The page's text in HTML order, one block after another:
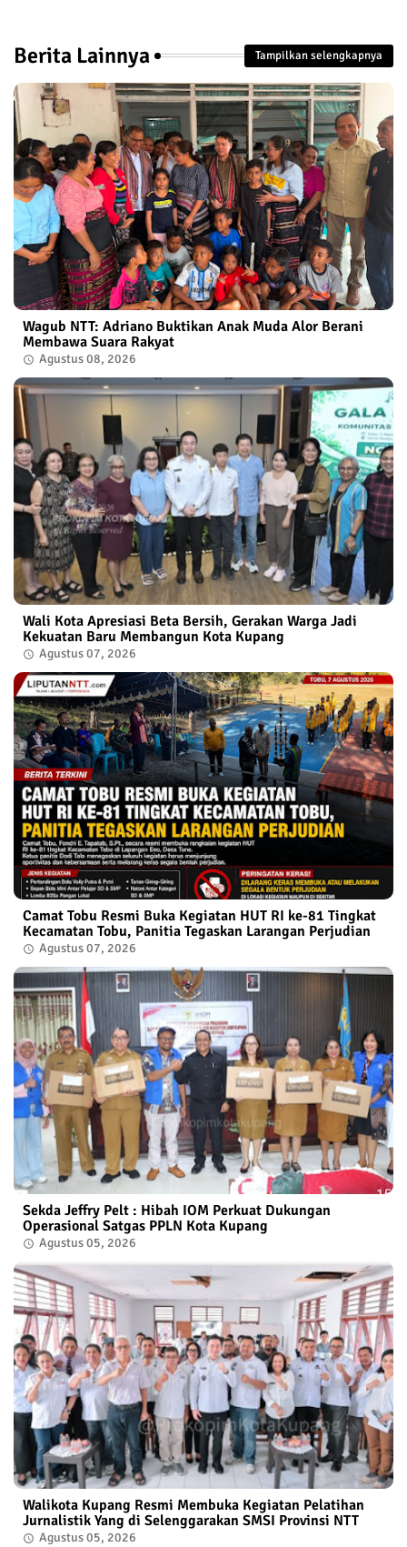
Berita Lainnya Tampilkan selengkapnya
Wagub NTT: Adriano Buktikan Anak Muda Alor Berani
Membawa Suara Rakyat
Agustus 08, 2026
Wali Kota Apresiasi Beta Bersih, Gerakan Warga Jadi
Kekuatan Baru Membangun Kota Kupang
Agustus 07, 2026
Camat Tobu Resmi Buka Kegiatan HUT RI ke-81 Tingkat
Kecamatan Tobu, Panitia Tegaskan Larangan Perjudian
Agustus 07, 2026
Sekda Jeffry Pelt : Hibah IOM Perkuat Dukungan
Operasional Satgas PPLN Kota Kupang
Agustus 05, 2026
Walikota Kupang Resmi Membuka Kegiatan Pelatihan
Jurnalistik Yang di Selenggarakan SMSI Provinsi NTT
Agustus 05, 2026